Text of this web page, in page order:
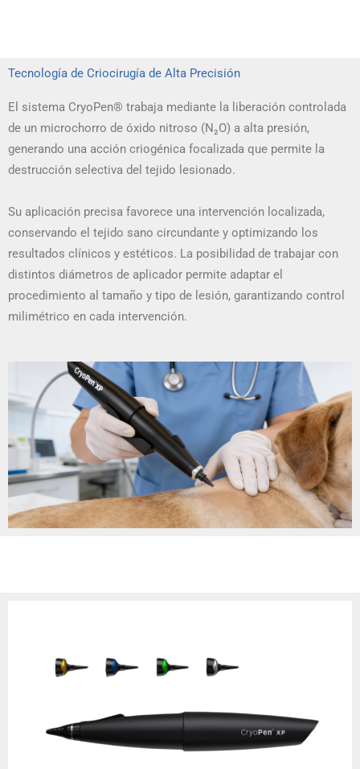
Tecnología de Criocirugía de Alta Precisión
El sistema CryoPen® trabaja mediante la liberación controlada
de un microchorro de óxido nitroso (N₂O) a alta presión,
generando una acción criogénica focalizada que permite la
destrucción selectiva del tejido lesionado.
Su aplicación precisa favorece una intervención localizada,
conservando el tejido sano circundante y optimizando los
resultados clínicos y estéticos. La posibilidad de trabajar con
distintos diámetros de aplicador permite adaptar el
procedimiento al tamaño y tipo de lesión, garantizando control
milimétrico en cada intervención.